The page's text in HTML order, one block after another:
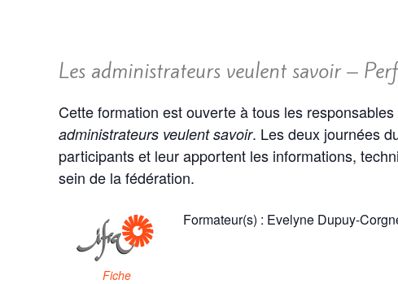
Les administrateurs veulent savoir –
Cette formation est ouverte à tous les
administrateurs veulent savoir. Les deux journées
participants et leur apportent les informations,
sein de la fédération.
Fiche
Formateur(s) : Evelyne Dupuy-